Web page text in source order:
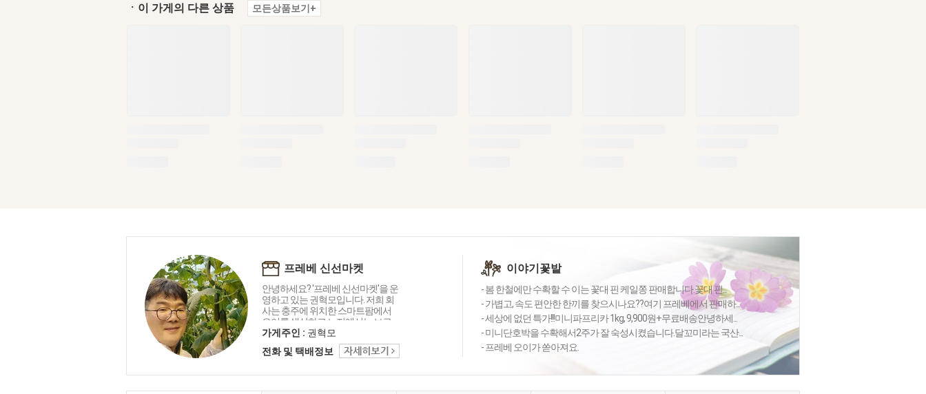
ㆍ이 가게의 다른 상품 모든상품보기+
프레베 신선마켓
안녕하세요? '프레베 신선마켓'을 운
영하고 있는 권혁모입니다. 저희 회
사는 충주에 위치한 스마트팜에서
오이를 생산하고 노지에서는 브로
콜리와 가지 등을 재배하고 있습니
다. 뿐만아니라 강원도 철원, 평창, 제
주도, 진주, 여주 등 전국 산지에서 다
다.
가게주인 : 권혁모
전화 및 택배정보
이야기꽃밭
- 봄 한철에만 수확할 수 이는 꽃대 핀 케일쫑 판매합니다.꽃대 핀...
- 가볍고, 속도 편안한 한끼를 찾으시나요??여기 프레베에서 판매하...
- 세상에 없던 특가!!!미니파프리카 1kg, 9,900원+무료배송안녕하세...
- 미니단호박을 수확해서2주가 잘 숙성시켰습니다.달꼬미라는 국산...
- 프레베 오이가 쏟아져요.